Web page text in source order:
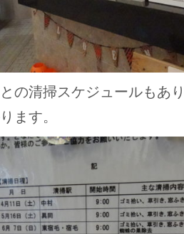
の清掃スケジュールもあ
ます。